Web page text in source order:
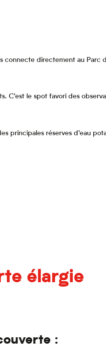
directement au Parc
le spot favori des
principales réserves d’eau
élargie
: